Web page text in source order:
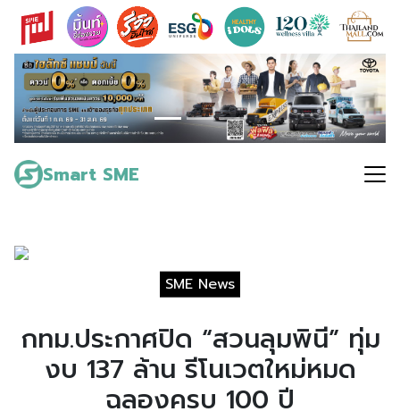
Skip
content
Smart SME
Search
for:
SME News
กทม.ประกาศปิด “สวนลุมพินี” ทุ่ม
งบ 137 ล้าน รีโนเวตใหม่หมด
ฉลองครบ 100 ปี